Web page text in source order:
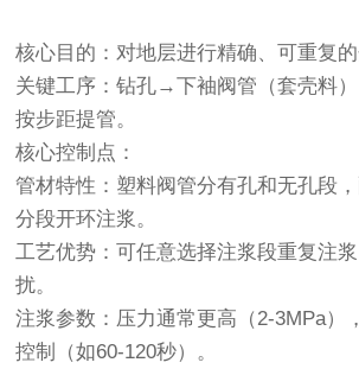
核心目的：对地层进行精确、可重复的
关键工序：钻孔→下袖阀管（套壳料
按步距提管。
核心控制点：
管材特性：塑料阀管分有孔和无孔段
分段开环注浆。
工艺优势：可任意选择注浆段重复注
扰。
注浆参数：压力通常更高（2-3MPa）
控制（如60-120秒）。